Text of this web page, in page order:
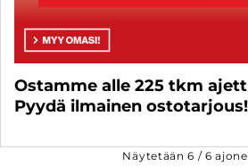
Ostamme alle 225 tkm
Pyydä ilmainen ostotarjous!
Näytetään6 /6